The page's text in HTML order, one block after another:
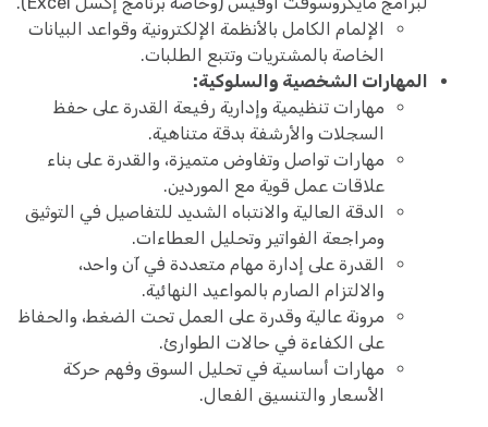
الإلمام الكامل بالأنظمة الإلكترونية وقواعد البيانات
الخاصة بالمشتريات وتتبع الطلبات.
المهارات الشخصية والسلوكية:
مهارات تنظيمية وإدارية رفيعة القدرة على حفظ
السجلات والأرشفة بدقة متناهية.
مهارات تواصل وتفاوض متميزة، والقدرة على بناء
علاقات عمل قوية مع الموردين.
الدقة العالية والانتباه الشديد للتفاصيل في التوثيق
ومراجعة الفواتير وتحليل العطاءات.
القدرة على إدارة مهام متعددة في آن واحد،
والالتزام الصارم بالمواعيد النهائية.
مرونة عالية وقدرة على العمل تحت الضغط، والحفاظ
على الكفاءة في حالات الطوارئ.
مهارات أساسية في تحليل السوق وفهم حركة
الأسعار والتنسيق الفعال.